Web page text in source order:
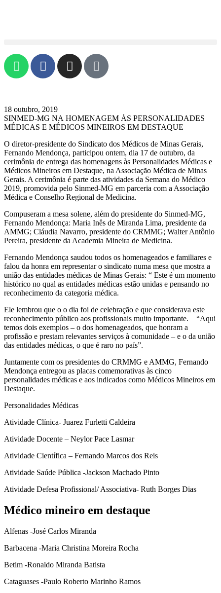
18 outubro, 2019
SINMED-MG NA HOMENAGEM ÀS PERSONALIDADES
MÉDICAS E MÉDICOS MINEIROS EM DESTAQUE
O diretor-presidente do Sindicato dos Médicos de Minas Gerais,
Fernando Mendonça, participou ontem, dia 17 de outubro, da
cerimônia de entrega das homenagens às Personalidades Médicas e
Médicos Mineiros em Destaque, na Associação Médica de Minas
Gerais. A cerimônia é parte das atividades da Semana do Médico
2019, promovida pelo Sinmed-MG em parceria com a Associação
Médica e Conselho Regional de Medicina.
Compuseram a mesa solene, além do presidente do Sinmed-MG,
Fernando Mendonça: Maria Inês de Miranda Lima, presidente da
AMMG; Cláudia Navarro, presidente do CRMMG; Walter Antônio
Pereira, presidente da Academia Mineira de Medicina.
Fernando Mendonça saudou todos os homenageados e familiares e
falou da honra em representar o sindicato numa mesa que mostra a
união das entidades médicas de Minas Gerais: “ Este é um momento
histórico no qual as entidades médicas estão unidas e pensando no
reconhecimento da categoria médica.
Ele lembrou que o o dia foi de celebração e que considerava este
reconhecimento público aos profissionais muito importante. “Aqui
temos dois exemplos – o dos homenageados, que honram a
profissão e prestam relevantes serviços à comunidade – e o da união
das entidades médicas, o que é raro no país”.
Juntamente com os presidentes do CRMMG e AMMG, Fernando
Mendonça entregou as placas comemorativas às cinco
personalidades médicas e aos indicados como Médicos Mineiros em
Destaque.
Personalidades Médicas
Atividade Clínica- Juarez Furletti Caldeira
Atividade Docente – Neylor Pace Lasmar
Atividade Científica – Fernando Marcos dos Reis
Atividade Saúde Pública -Jackson Machado Pinto
Atividade Defesa Profissional/ Associativa- Ruth Borges Dias
Médico mineiro em destaque
Alfenas -José Carlos Miranda
Barbacena -Maria Christina Moreira Rocha
Betim -Ronaldo Miranda Batista
Cataguases -Paulo Roberto Marinho Ramos